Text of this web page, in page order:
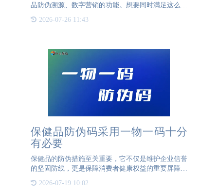
品防伪溯源、数字营销的功能。想要同时满足这么多
需求，目前最完善的技术莫过于一物一码了。一物一
码通常指的是给产品赋码，让所有产品都有自己独一
2026-07-26 11:43
保健品防伪码采用一物一码十分
有必要
保健品的防伪措施至关重要，它不仅是维护企业信誉
的坚固防线，更是保障消费者健康权益的重要屏障。
一物一码的二维码防伪技术显得尤为重要。 一物一
2026-07-19 10:02